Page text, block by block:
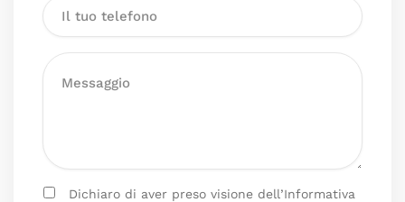
Dichiaro di aver preso visione dell’Informativa